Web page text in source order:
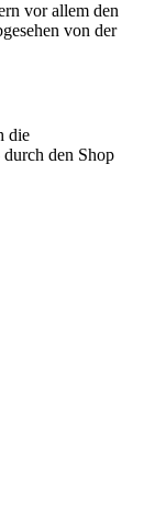
vor allem den
von der
die
den Shop